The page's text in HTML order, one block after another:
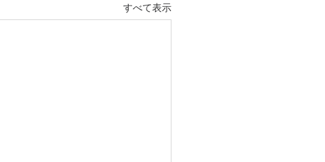
すべて表示